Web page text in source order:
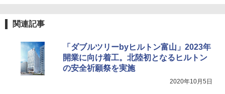
熊撃退スプレー 熊よけスプレー 熊スプレー
【日本企業販売】超強力クマ対策スプレー 30
0ml（連続噴射30秒）110ml（連続噴射15
秒）射程5～10m 安全ロック搭載 携帯収納袋
付き ヒグマ・イノシシ対策 自治体・教育機
関の購入実績 登山・キャンプ・アウトドア・
関連記事
「ダブルツリーbyヒルトン富山」2023年
開業に向け着工。北陸初となるヒルトン
の安全祈願祭を実施
2020年10月5日